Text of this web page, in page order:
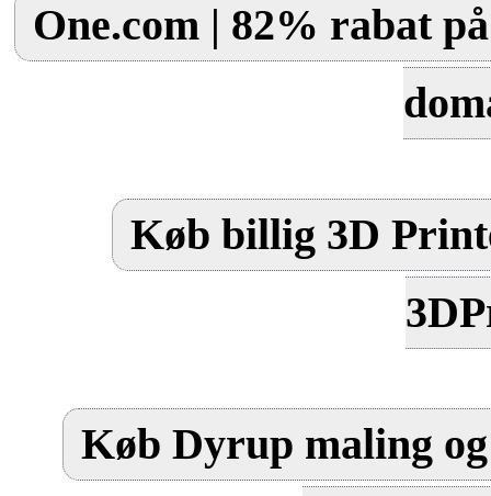
One.com | 82% rabat
Køb billig 3D
Køb Dyrup maling